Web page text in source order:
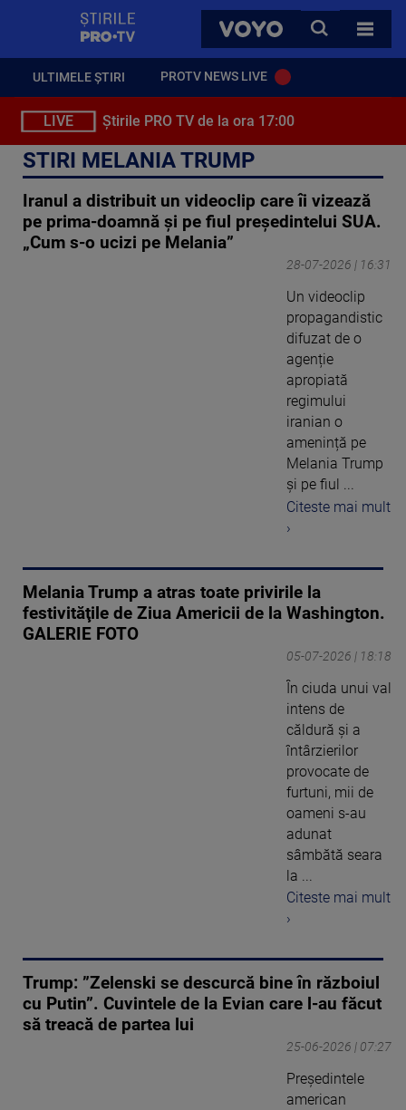
VOYO
CAUTA
TOATE
ULTIMELE ȘTIRI PROTV NEWS LIVE
LIVE Știrile PRO TV de la ora 17:00
STIRI MELANIA TRUMP
Iranul a distribuit un videoclip care îi vizează
pe prima-doamnă și pe fiul președintelui SUA.
„Cum s-o ucizi pe Melania”
28-07-2026 | 16:31
Un videoclip
propagandistic
difuzat de o
agenție
apropiată
regimului
iranian o
amenință pe
Melania Trump
și pe fiul ...
Citeste mai mult
›
Melania Trump a atras toate privirile la
festivităţile de Ziua Americii de la Washington.
GALERIE FOTO
05-07-2026 | 18:18
În ciuda unui val
intens de
căldură şi a
întârzierilor
provocate de
furtuni, mii de
oameni s-au
adunat
sâmbătă seara
la ...
Citeste mai mult
›
Trump: ”Zelenski se descurcă bine în războiul
cu Putin”. Cuvintele de la Evian care l-au făcut
să treacă de partea lui
25-06-2026 | 07:27
Preşedintele
american